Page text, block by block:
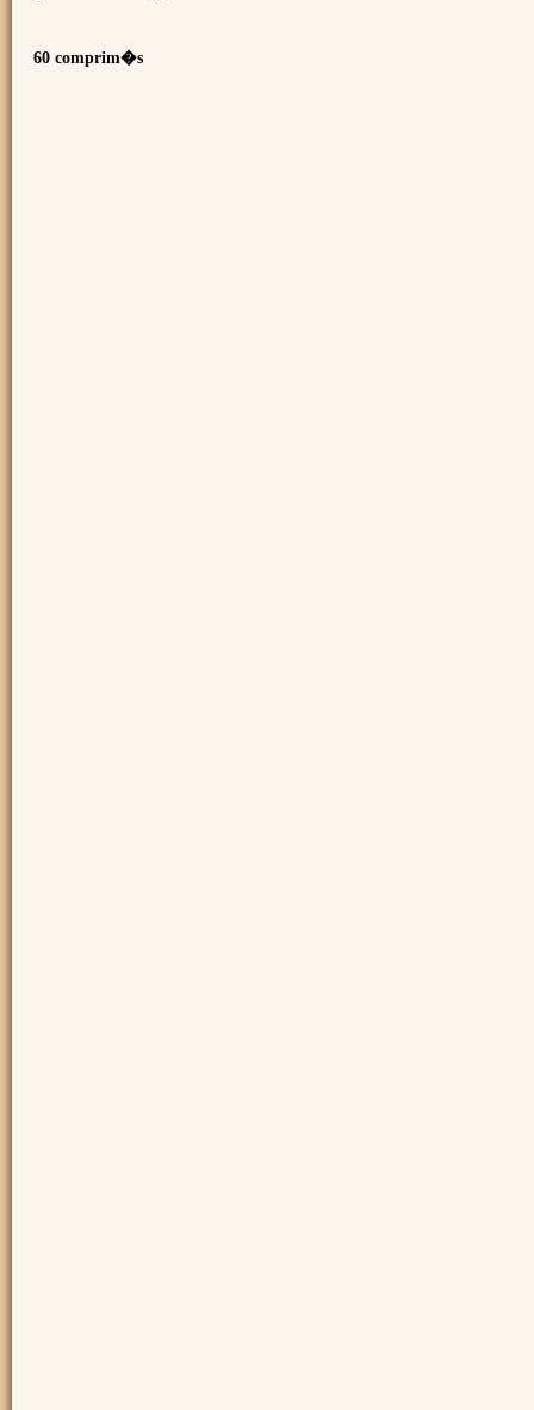
60 comprim�s